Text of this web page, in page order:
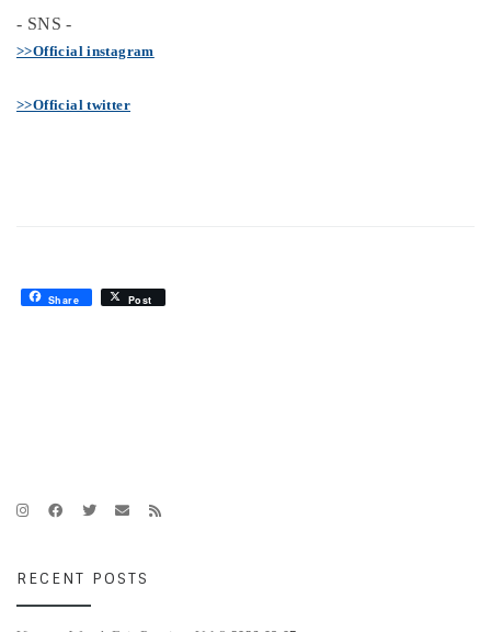
- SNS -
>>Official instagram
>>Official twitter
Share Post
RECENT POSTS